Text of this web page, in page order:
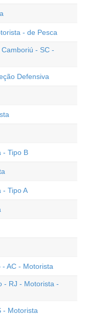
- de Pesca
- SC -
Defensiva
- Tipo B
- Tipo A
AC - Motorista
- RJ - Motorista -
- Motorista